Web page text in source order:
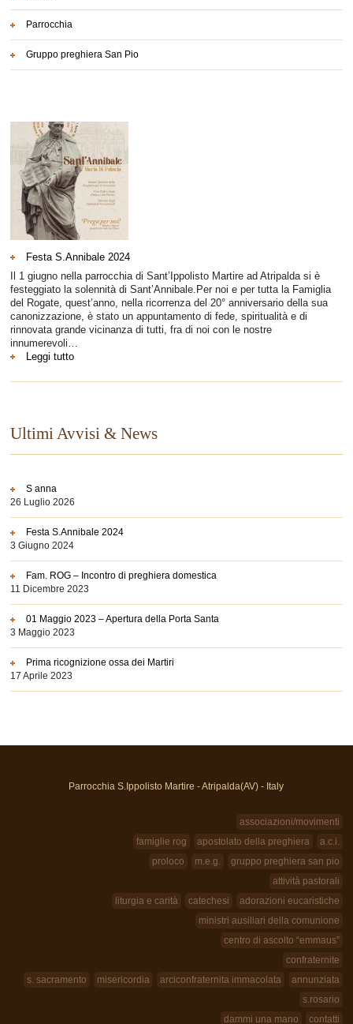
Parrocchia
Gruppo preghiera San Pio
Festa S.Annibale 2024
Il 1 giugno nella parrocchia di Sant’Ippolisto Martire ad Atripalda si è
festeggiato la solennità di Sant’Annibale.Per noi e per tutta la Famiglia
del Rogate, quest’anno, nella ricorrenza del 20° anniversario della sua
canonizzazione, è stato un appuntamento di fede, spiritualità e di
rinnovata grande vicinanza di tutti, fra di noi con le nostre
innumerevoli…
Leggi tutto:
S.Annibale
Ultimi Avvisi & News
S anna
26 Luglio 2026
Festa S.Annibale 2024
3 Giugno 2024
Fam. ROG – Incontro di preghiera domestica
11 Dicembre 2023
01 Maggio 2023 – Apertura della Porta Santa
3 Maggio 2023
Prima ricognizione ossa dei Martiri
17 Aprile 2023
Parrocchia S.Ippolisto Martire - Atripalda(AV) - Italy
associazioni/movimenti
a.c.i.
apostolato della preghiera
famiglie rog
gruppo preghiera san pio
m.e.g.
proloco
attività pastorali
adorazioni eucaristiche
catechesi
liturgia e carità
ministri ausiliari della comunione
centro di ascolto “emmaus”
confraternite
annunziata
arciconfraternita immacolata
misericordia
s. sacramento
s.rosario
contatti
dammi una mano